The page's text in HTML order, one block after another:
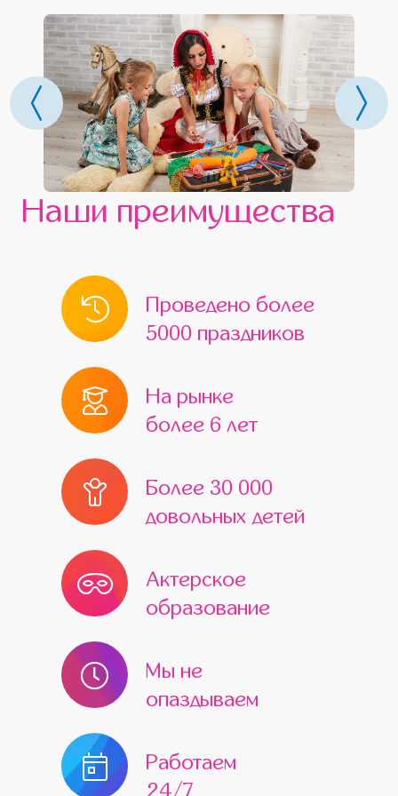
Наши преимущества
Проведено более
5000 праздников
На рынке
более 6 лет
Более 30 000
довольных детей
Актерское
образование
Мы не
опаздываем
Работаем
24/7